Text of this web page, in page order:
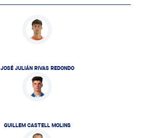
JOSÉ JULIÁN RIVAS REDONDO
GUILLEM CASTELL MOLINS